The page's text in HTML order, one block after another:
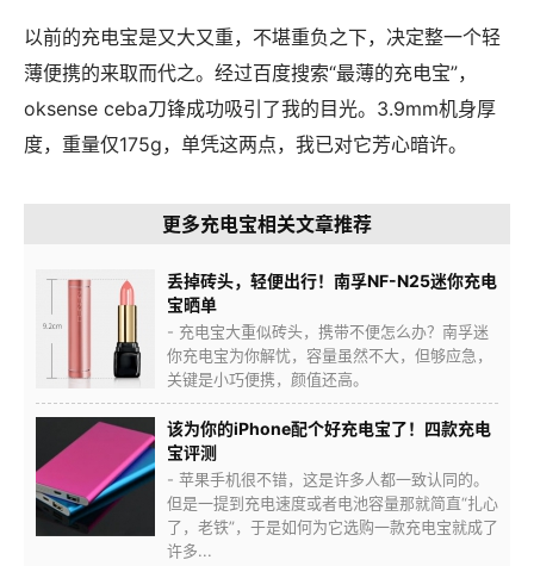
以前的充电宝是又大又重，不堪重负之下，决定整一个轻
薄便携的来取而代之。经过百度搜索“最薄的充电宝”，
oksense ceba刀锋成功吸引了我的目光。3.9mm机身厚
度，重量仅175g，单凭这两点，我已对它芳心暗许。
更多充电宝相关文章推荐
丢掉砖头，轻便出行！南孚NF-N25迷你充电
宝晒单
- 充电宝大重似砖头，携带不便怎么办？南孚迷
你充电宝为你解忧，容量虽然不大，但够应急，
关键是小巧便携，颜值还高。
该为你的iPhone配个好充电宝了！四款充电
宝评测
- 苹果手机很不错，这是许多人都一致认同的。
但是一提到充电速度或者电池容量那就简直“扎心
了，老铁”，于是如何为它选购一款充电宝就成了
许多...